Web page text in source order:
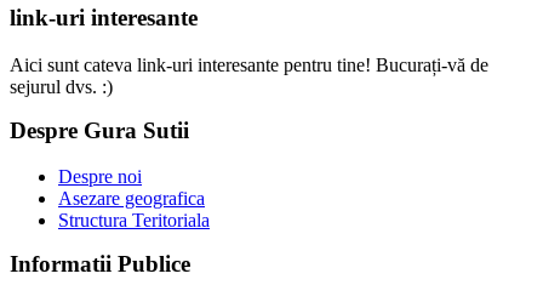
link-uri interesante
Aici sunt cateva link-uri interesante pentru tine! Bucurați-vă de
sejurul dvs. :)
Despre Gura Sutii
Despre noi
Asezare geografica
Structura Teritoriala
Informatii Publice